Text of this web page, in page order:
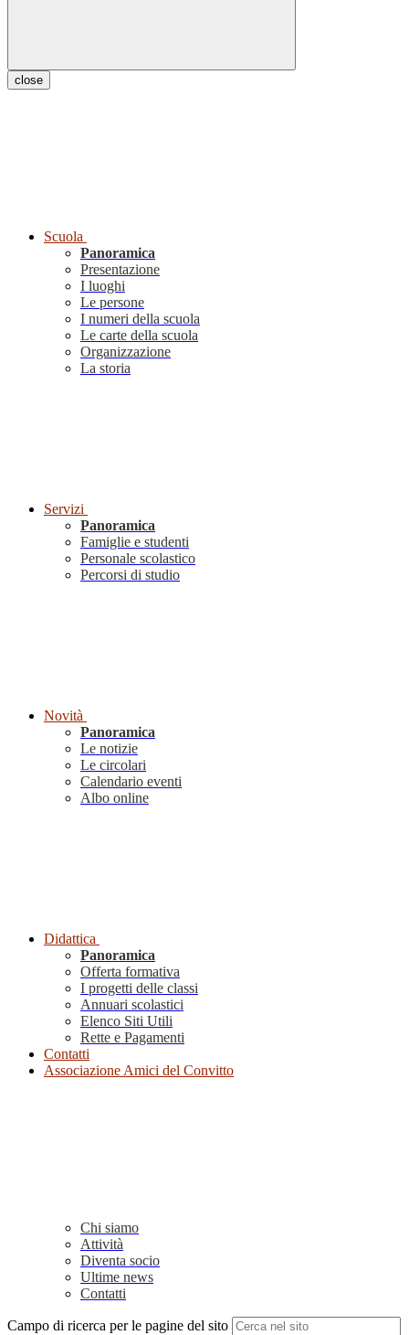
close
Scuola
Panoramica
Presentazione
I luoghi
Le persone
I numeri della scuola
Le carte della scuola
Organizzazione
La storia
Servizi
Panoramica
Famiglie e studenti
Personale scolastico
Percorsi di studio
Novità
Panoramica
Le notizie
Le circolari
Calendario eventi
Albo online
Didattica
Panoramica
Offerta formativa
I progetti delle classi
Annuari scolastici
Elenco Siti Utili
Rette e Pagamenti
Contatti
Associazione Amici del Convitto
Chi siamo
Attività
Diventa socio
Ultime news
Contatti
Campo di ricerca per le pagine del sito